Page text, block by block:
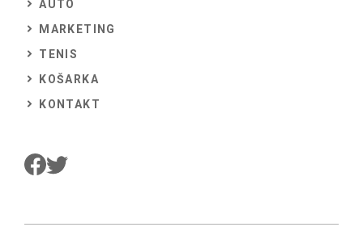
AUTO
MARKETING
TENIS
KOŠARKA
KONTAKT